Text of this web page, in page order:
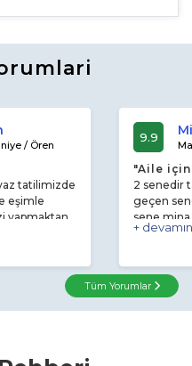
/ Ören
tatilimizde
eşimle
yapmaktan
ilgili
2
temiz bır
9.9
"Aile
2 senedir
geçen
sene
beyle
yürüme
güvenli
tavsiye
gitmek
+
Tüm Yorumlar